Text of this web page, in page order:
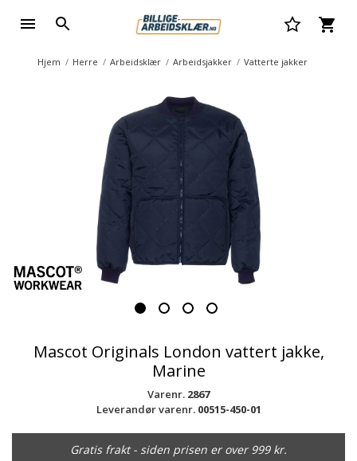
Hjem Herre Arbeidsklær Arbeidsjakker Vatterte jakker
Mascot Originals London vattert jakke,
Marine
Varenr. 2867
Leverandør varenr. 00515-450-01
Gratis frakt - siden prisen er over 999 kr.